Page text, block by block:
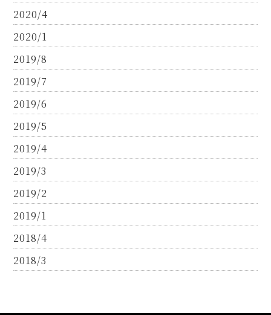
2020/4
2020/1
2019/8
2019/7
2019/6
2019/5
2019/4
2019/3
2019/2
2019/1
2018/4
2018/3